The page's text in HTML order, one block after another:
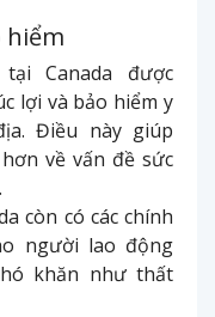
hiểm
Canada được
lợi và bảo hiểm y
Điều này giúp
về vấn đề sức
còn có các chính
người lao động
khăn như thất